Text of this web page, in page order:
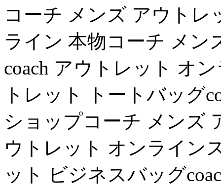
コーチ メンズ アウトレ
ライン 本物コーチ メン
coach アウトレット オ
トレット トートバッグ
ショップコーチ メンズ
ウトレット オンライン
ット ビジネスバッグ